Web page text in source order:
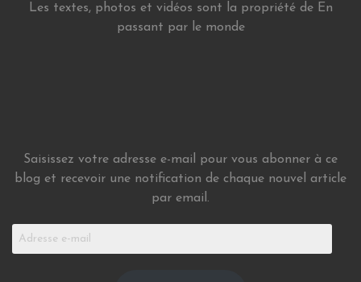
Les textes, photos et vidéos sont la propriété de En
passant par le monde
Saisissez votre adresse e-mail pour vous abonner à ce
blog et recevoir une notification de chaque nouvel article
par email.
Adresse